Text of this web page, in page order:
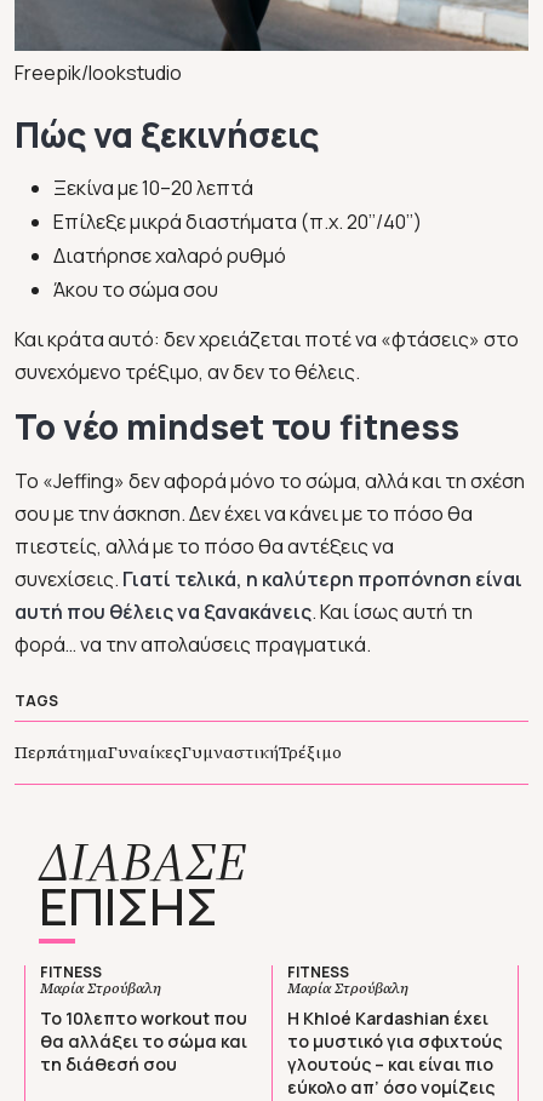
Freepik/lookstudio
Πώς να ξεκινήσεις
Ξεκίνα με 10–20 λεπτά
Επίλεξε μικρά διαστήματα (π.χ. 20’’/40’’)
Διατήρησε χαλαρό ρυθμό
Άκου το σώμα σου
Και κράτα αυτό: δεν χρειάζεται ποτέ να «φτάσεις» στο
συνεχόμενο τρέξιμο, αν δεν το θέλεις.
Το νέο mindset του fitness
Το «Jeffing» δεν αφορά μόνο το σώμα, αλλά και τη σχέση
σου με την άσκηση. Δεν έχει να κάνει με το πόσο θα
πιεστείς, αλλά με το πόσο θα αντέξεις να
συνεχίσεις. Γιατί τελικά, η καλύτερη προπόνηση είναι
αυτή που θέλεις να ξανακάνεις. Και ίσως αυτή τη
φορά… να την απολαύσεις πραγματικά.
TAGS
ΠερπάτημαΓυναίκεςΓυμναστικήΤρέξιμο
ΔΙΑΒΑΣΕ
ΕΠΙΣΗΣ
FITNESS
Μαρία Στρούβαλη
Το 10λεπτο workout που
θα αλλάξει το σώμα και
τη διάθεσή σου
FITNESS
Μαρία Στρούβαλη
Η Khloé Kardashian έχει
το μυστικό για σφιχτούς
γλουτούς – και είναι πιο
εύκολο απ’ όσο νομίζεις